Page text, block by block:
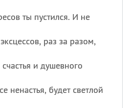
ты пустился. И не
раз за разом,
и душевного
ненастья, будет светлой